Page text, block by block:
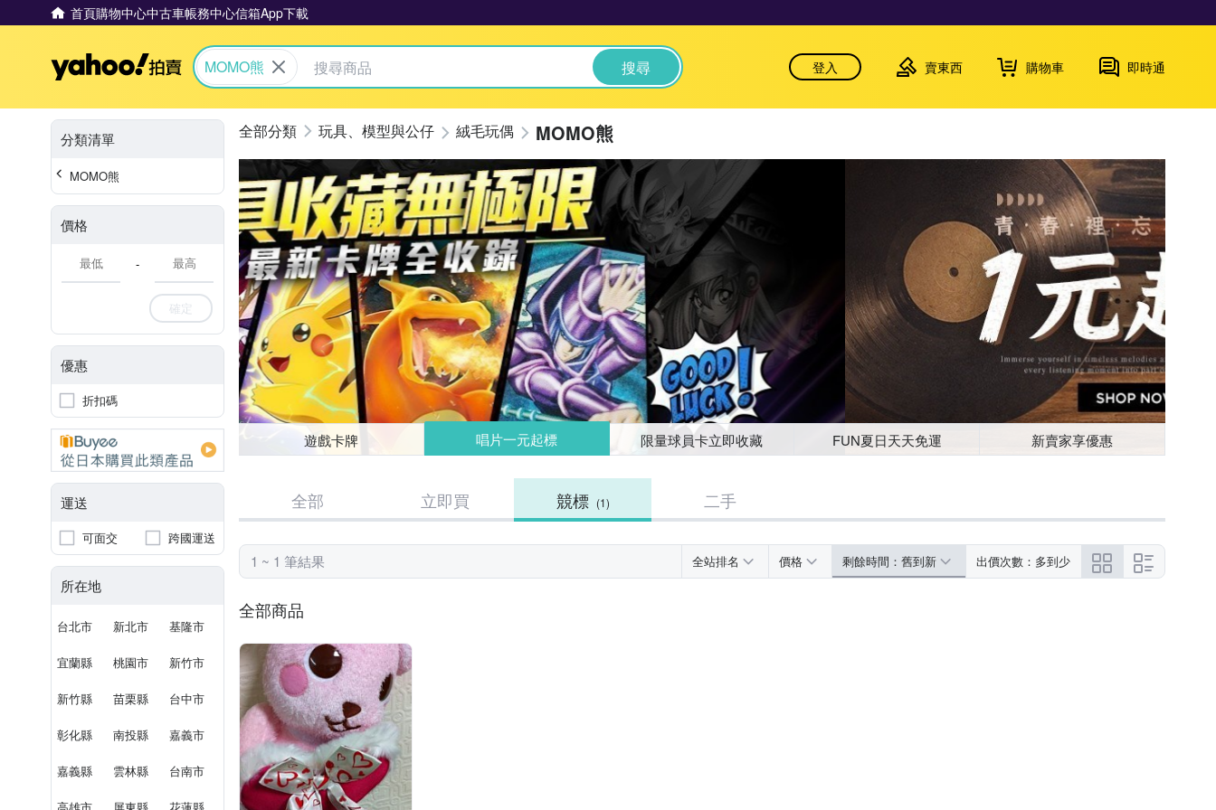
首頁購物中心中古車帳務中心信箱App下載
Yahoo拍賣
MOMO熊 搜尋 登入 賣東西 購物車 即時通
分類清單
MOMO熊
價格
-
確定
優惠
折扣碼
運送
可面交 跨國運送
所在地
台北市 新北市 基隆市
宜蘭縣 桃園市 新竹市
新竹縣 苗栗縣 台中市
彰化縣 南投縣 嘉義市
嘉義縣 雲林縣 台南市
玩具、模型與公仔 絨毛玩偶 MOMO熊
遊戲卡牌 唱片一元起標 限量球員卡立即收藏 FUN夏日天天免運 新賣家享優惠
全部 立即買 競標 (1) 二手
1 ~ 1 筆結果 全站排名 價格 剩餘時間：舊到新 出價次數：多到少
全部商品